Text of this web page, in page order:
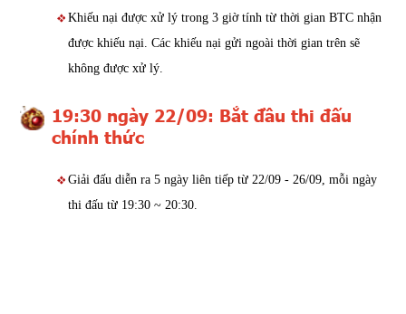
Khiếu nại được xử lý trong 3 giờ tính từ thời gian BTC nhận
được khiếu nại. Các khiếu nại gửi ngoài thời gian trên sẽ
không được xử lý.
19:30 ngày 22/09: Bắt đầu thi đấu
chính thức
Giải đấu diễn ra 5 ngày liên tiếp từ 22/09 - 26/09, mỗi ngày
thi đấu từ 19:30 ~ 20:30.